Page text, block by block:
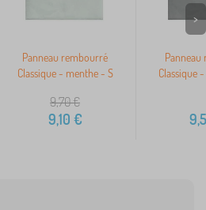
Panneau rembourré
Classique - menthe - S
9,70€
9,10 €
Classique
>